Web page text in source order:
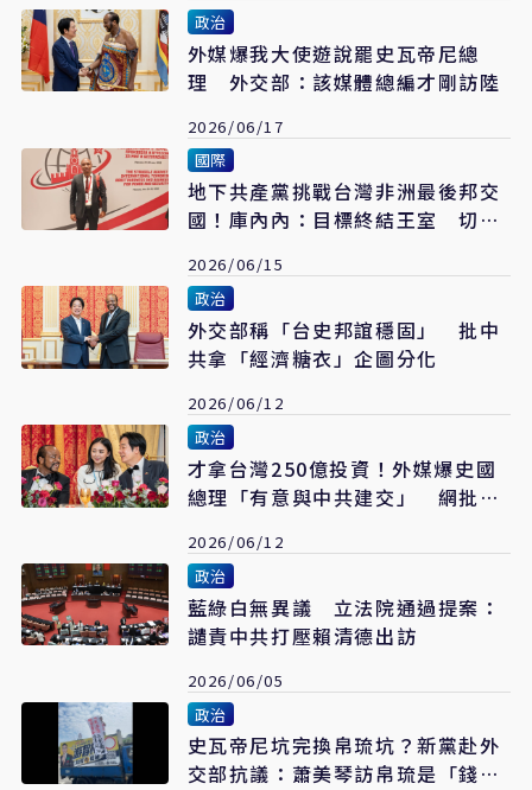
政治
外媒爆我大使遊說罷史瓦帝尼總
理 外交部：該媒體總編才剛訪陸
2026/06/17
國際
地下共產黨挑戰台灣非洲最後邦交
國！庫內內：目標終結王室 切斷
2026/06/15
政治
外交部稱「台史邦誼穩固」 批中
共拿「經濟糖衣」企圖分化
2026/06/12
政治
才拿台灣250億投資！外媒爆史國
總理「有意與中共建交」 網批：
2026/06/12
政治
藍綠白無異議 立法院通過提案：
譴責中共打壓賴清德出訪
2026/06/05
政治
史瓦帝尼坑完換帛琉坑？新黨赴外
交部抗議：蕭美琴訪帛琉是「錢坑